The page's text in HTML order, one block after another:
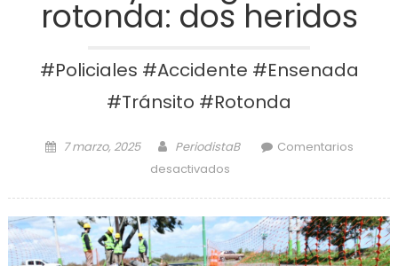
rotonda: dos heridos
#Policiales #Accidente #Ensenada
#Tránsito #Rotonda
Posted on
7 marzo, 2025 Author
PeriodistaB
Comentarios
desactivados